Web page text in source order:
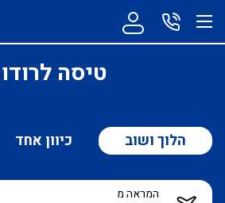
טיסה
הלוך ושוב כיוון אחד
המראה מ